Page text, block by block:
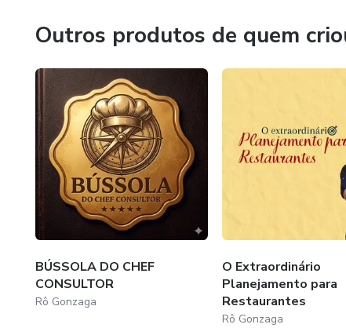
merecem.
Rô Gonzaga acredita que o sucesso está ao alcance
você a trilhar esse caminho!
Outros produtos de quem
BÚSSOLA DO CHEF
CONSULTOR
Rô Gonzaga
O Extraordinário
Planejamento para
Restaurantes
Rô Gonzaga